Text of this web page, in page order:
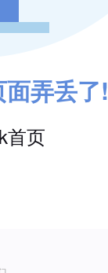
弄丢了!
首页